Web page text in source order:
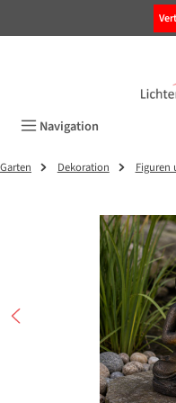
Navigation
Garten Dekoration Figuren
Bildergalerie überspringen